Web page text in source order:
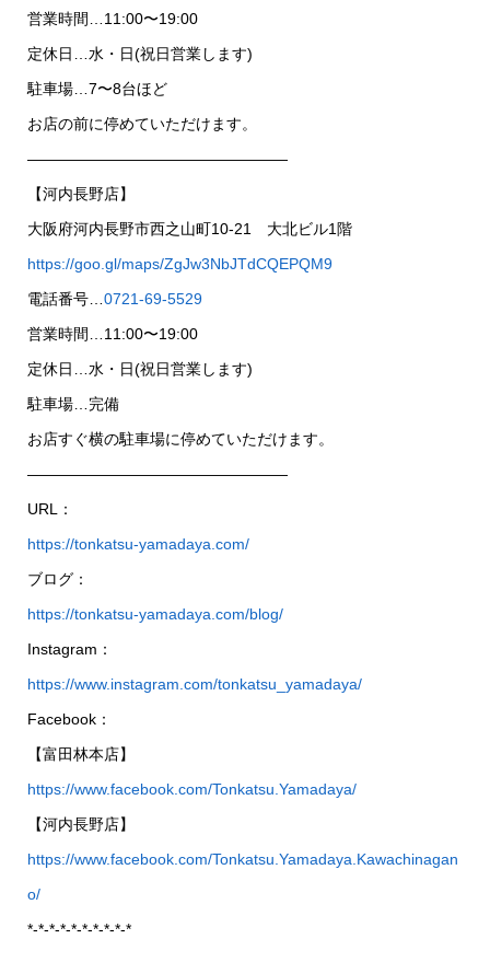
営業時間…11:00〜19:00
定休日…水・日(祝日営業します)
駐車場…7〜8台ほど
お店の前に停めていただけます。
—————————————————
【河内長野店】
大阪府河内長野市西之山町10-21 大北ビル1階
https://goo.gl/maps/ZgJw3NbJTdCQEPQM9
電話番号…0721-69-5529
営業時間…11:00〜19:00
定休日…水・日(祝日営業します)
駐車場…完備
お店すぐ横の駐車場に停めていただけます。
—————————————————
URL：
https://tonkatsu-yamadaya.com/
ブログ：
https://tonkatsu-yamadaya.com/blog/
Instagram：
https://www.instagram.com/tonkatsu_yamadaya/
Facebook：
【富田林本店】
https://www.facebook.com/Tonkatsu.Yamadaya/
【河内長野店】
https://www.facebook.com/Tonkatsu.Yamadaya.Kawachinagan
o/
*-*-*-*-*-*-*-*-*-*